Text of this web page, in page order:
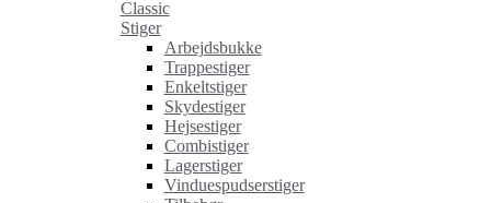
Classic
Stiger
Arbejdsbukke
Trappestiger
Enkeltstiger
Skydestiger
Hejsestiger
Combistiger
Lagerstiger
Vinduespudserstiger